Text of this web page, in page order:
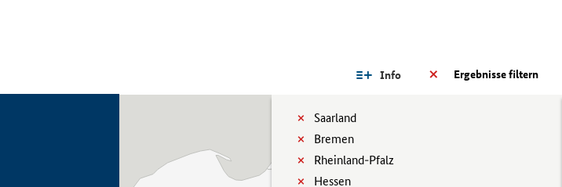
Ergebnisse filtern
Info
Saarland
Bremen
Rheinland-Pfalz
Hessen